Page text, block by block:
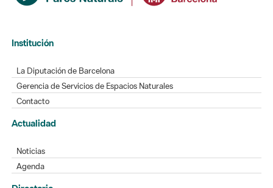
Institución
La Diputación de Barcelona
Gerencia de Servicios de Espacios Naturales
Contacto
Actualidad
Noticias
Agenda